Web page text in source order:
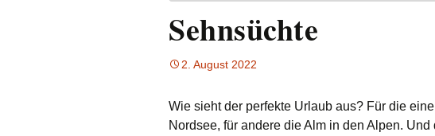
Sehnsüchte
2. August 2022
Wie sieht der perfekte Urlaub aus? Für die
Nordsee, für andere die Alm in den Alpen.